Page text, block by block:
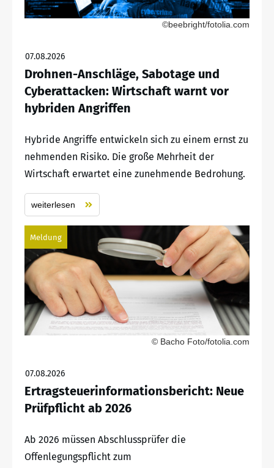
©beebright/fotolia.com
07.08.2026
Drohnen-Anschläge, Sabotage und
Cyberattacken: Wirtschaft warnt vor
hybriden Angriffen
Hybride Angriffe entwickeln sich zu einem ernst zu
nehmenden Risiko. Die große Mehrheit der
Wirtschaft erwartet eine zunehmende Bedrohung.
weiterlesen
Meldung
© Bacho Foto/fotolia.com
07.08.2026
Ertragsteuerinformationsbericht: Neue
Prüfpflicht ab 2026
Ab 2026 müssen Abschlussprüfer die
Offenlegungspflicht zum